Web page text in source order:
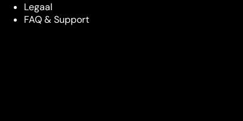
Legaal
FAQ & Support